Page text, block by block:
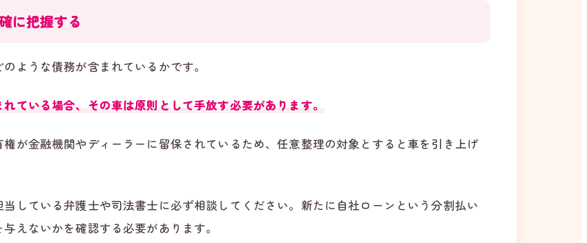
に把握する
ような債務が含まれているかです。
ている場合、その車は原則として手放す必要があります。
が金融機関やディーラーに留保されているため、任意整理の対象とすると車を引き上げ
している弁護士や司法書士に必ず相談してください。新たに自社ローンという分割払い
えないかを確認する必要があります。